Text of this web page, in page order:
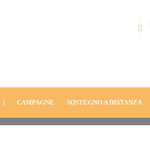
CAMPAGNE SOSTEGNO A DISTANZA